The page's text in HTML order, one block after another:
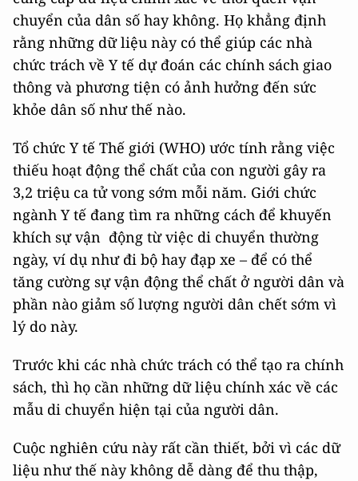
chuyển của dân số hay không. Họ khẳng định
rằng những dữ liệu này có thể giúp các nhà
chức trách về Y tế dự đoán các chính sách giao
thông và phương tiện có ảnh hưởng đến sức
khỏe dân số như thế nào.
Tổ chức Y tế Thế giới (WHO) ước tính rằng việc
thiếu hoạt động thể chất của con người gây ra
3,2 triệu ca tử vong sớm mỗi năm. Giới chức
ngành Y tế đang tìm ra những cách để khuyến
khích sự vận động từ việc di chuyển thường
ngày, ví dụ như đi bộ hay đạp xe – để có thể
tăng cường sự vận động thể chất ở người dân và
phần nào giảm số lượng người dân chết sớm vì
lý do này.
Trước khi các nhà chức trách có thể tạo ra chính
sách, thì họ cần những dữ liệu chính xác về các
mẫu di chuyển hiện tại của người dân.
Cuộc nghiên cứu này rất cần thiết, bởi vì các dữ
liệu như thế này không dễ dàng để thu thập,